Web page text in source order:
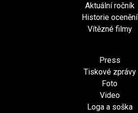
Aktuální ročník
Historie ocenění
Vítězné filmy
Press
Tiskové zprávy
Foto
Video
Loga a soška